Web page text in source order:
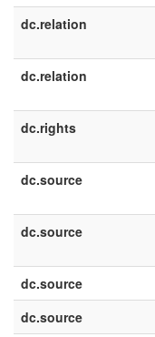
dc.relation
dc.relation
dc.rights
dc.source
dc.source
dc.source
dc.source